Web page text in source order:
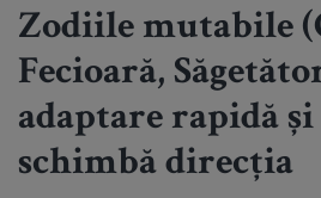
Zodiile mutabile
Fecioară,
adaptare rapidă
schimbă direcția